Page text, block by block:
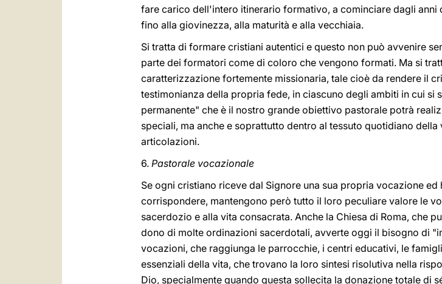
fare carico dell'intero itinerario formativo, a cominciare dagli
fino alla giovinezza, alla maturità e alla vecchiaia.
Si tratta di formare cristiani autentici e questo non può avvenire
parte dei formatori come di coloro che vengono formati. Ma si
caratterizzazione fortemente missionaria, tale cioè da rendere il
testimonianza della propria fede, in ciascuno degli ambiti in cui si
permanente" che è il nostro grande obiettivo pastorale potrà
speciali, ma anche e soprattutto dentro al tessuto quotidiano
articolazioni.
6. Pastorale vocazionale
Se ogni cristiano riceve dal Signore una sua propria vocazione
corrispondere, mantengono però tutto il loro peculiare valore le
sacerdozio e alla vita consacrata. Anche la Chiesa di Roma, che
dono di molte ordinazioni sacerdotali, avverte oggi il bisogno di
vocazioni, che raggiunga le parrocchie, i centri educativi, le
essenziali della vita, che trovano la loro sintesi risolutiva nella
Dio, specialmente quando questa sollecita la donazione totale di